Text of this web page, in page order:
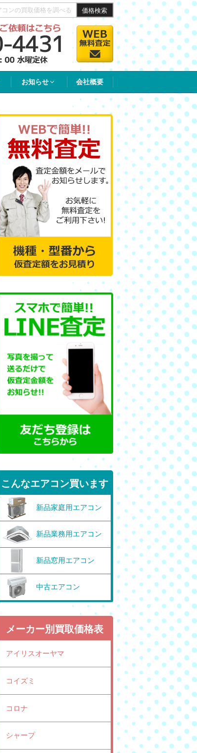
価格検索
お知らせ 会社概要
こんなエアコン買います
新品家庭用エアコン
新品業務用エアコン
新品窓用エアコン
中古エアコン
メーカー別買取価格表
アイリスオーヤマ
コイズミ
コロナ
シャープ